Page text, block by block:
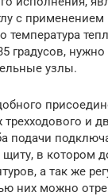
с применением
температура
градусов, нужно
узлы.
и
подачи
щиту, в котором
а так же
них можно